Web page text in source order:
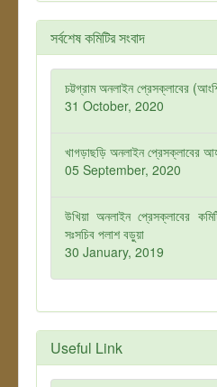
সর্বশেষ কমিটির সংবাদ
চট্টগ্রাম অনলাইন প্রেসক্লাবের
31 October, 2020
খাগড়াছড়ি অনলাইন প্রেসক্লাবের
05 September, 2020
উখিয়া অনলাইন প্রেসক্লাবের
সঃসচিব পলাশ বড়ুয়া
30 January, 2019
Useful Link